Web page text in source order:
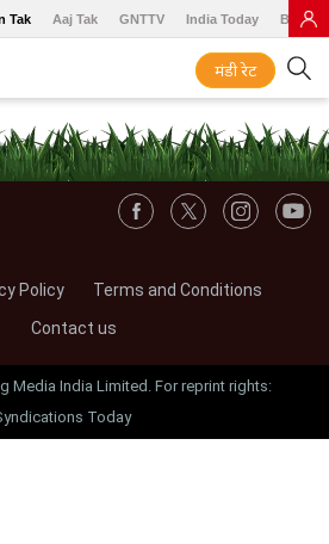
Tak Aaj Tak GNTTV India Today BT
मंडी रेट
Policy
Terms and Conditions
Contact us
Media India Limited. For reprint rights:
Today